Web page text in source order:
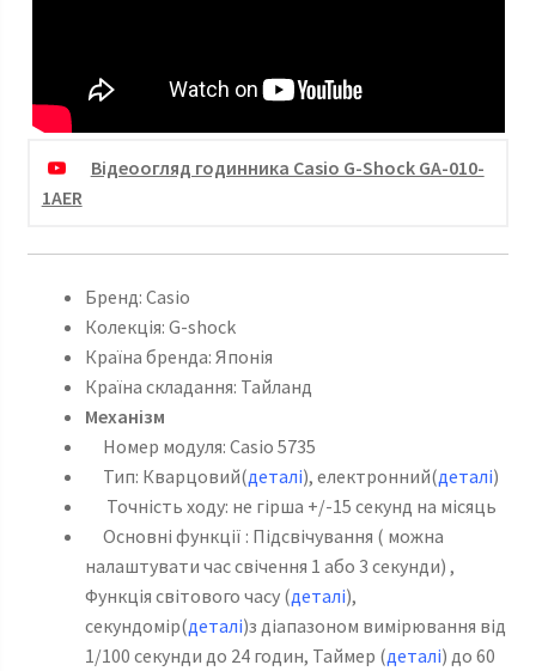
Відеоогляд годинника Casio G-Shock GA-010-
1AER
Бренд: Casio
Колекція: G-shock
Країна бренда: Японія
Країна складання: Тайланд
Механізм
Номер модуля: Casio 5735
Тип: Кварцовий(деталі), електронний(деталі)
Точність ходу: не гірша +/-15 секунд на місяць
Основні функції : Підсвічування ( можна
налаштувати час свічення 1 або 3 секунди) ,
Функція світового часу (деталі),
секундомір(деталі)з діапазоном вимірювання від
1/100 секунди до 24 годин, Таймер (деталі) до 60